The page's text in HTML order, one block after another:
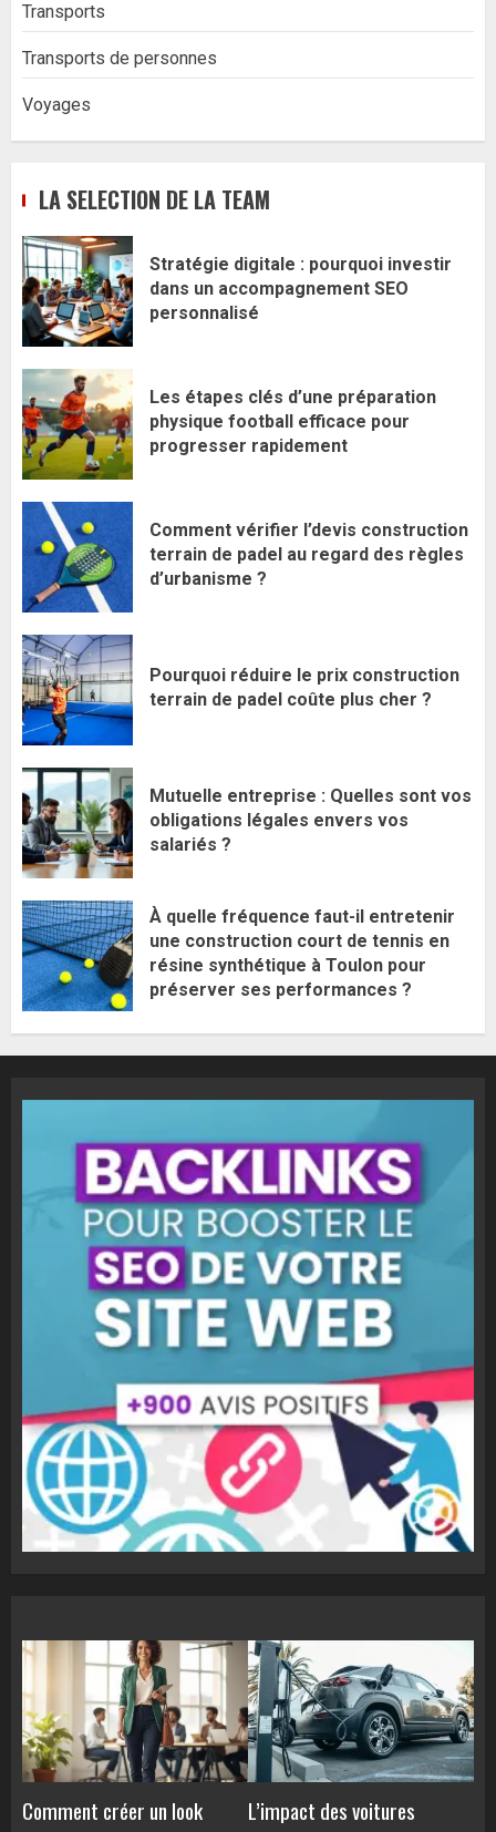
Transports
Transports de personnes
Voyages
LA SELECTION DE LA TEAM
Stratégie digitale : pourquoi investir
dans un accompagnement SEO
personnalisé
Les étapes clés d’une préparation
physique football efficace pour
progresser rapidement
Comment vérifier l’devis construction
terrain de padel au regard des règles
d’urbanisme ?
Pourquoi réduire le prix construction
terrain de padel coûte plus cher ?
Mutuelle entreprise : Quelles sont vos
obligations légales envers vos
salariés ?
À quelle fréquence faut-il entretenir
une construction court de tennis en
résine synthétique à Toulon pour
préserver ses performances ?
Comment créer un look
L’impact des voitures